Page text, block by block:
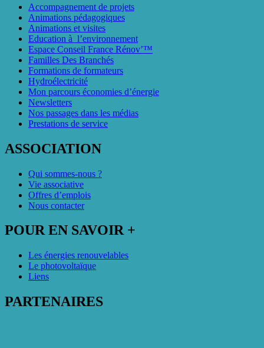
Accompagnement de projets
Animations pédagogiques
Animations et visites
Education à l’environnement
Espace Conseil France Rénov’™
Familles Des Branchés
Formations de formateurs
Hydroélectricité
Mon parcours économies d’énergie
Newsletters
Nos passages dans les médias
Prestations de service
ASSOCIATION
Qui sommes-nous ?
Vie associative
Offres d’emplois
Nous contacter
POUR EN SAVOIR +
Les énergies renouvelables
Le photovoltaïque
Liens
PARTENAIRES